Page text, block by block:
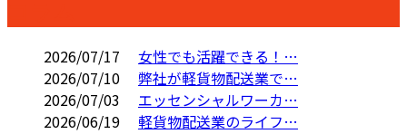
2026/07/17
女性でも活躍できる！…
2026/07/10
弊社が軽貨物配送業で…
2026/07/03
エッセンシャルワーカ…
2026/06/19
軽貨物配送業のライフ…